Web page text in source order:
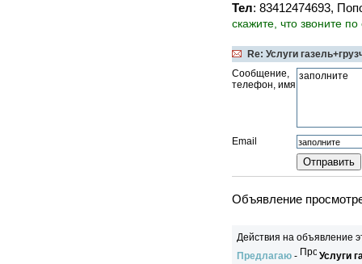
Тел: 83412474693,
скажите, что звоните
Re: Услуги
Сообщение,
телефон, имя
Email
Объявление
Действия на объявление
Предлагаю - Услуги